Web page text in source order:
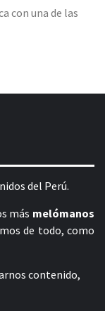
con una de las
del Perú.
más melómanos
de todo, como
contenido,